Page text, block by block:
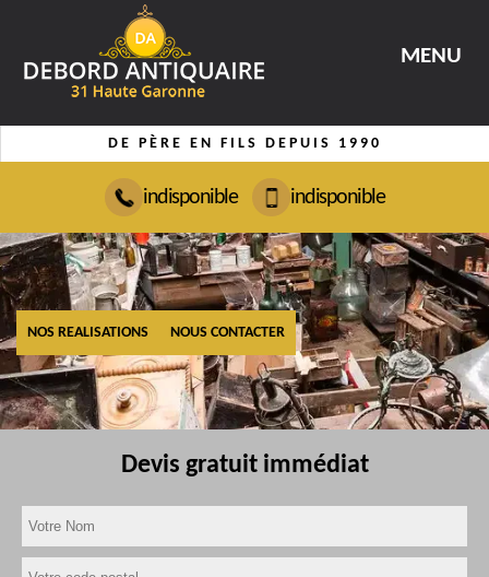
MENU
DE PÈRE EN FILS DEPUIS 1990
indisponible indisponible
NOS REALISATIONS NOUS CONTACTER
Devis gratuit immédiat